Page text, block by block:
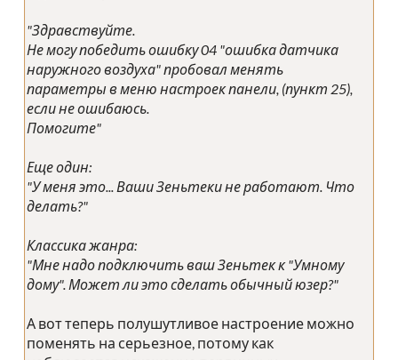
"Здравствуйте.
Не могу победить ошибку 04 "ошибка датчика
наружного воздуха" пробовал менять
параметры в меню настроек панели, (пункт 25),
если не ошибаюсь.
Помогите"
Еще один:
"У меня это... Ваши Зеньтеки не работают. Что
делать?"
Классика жанра:
"Мне надо подключить ваш Зеньтек к "Умному
дому". Может ли это сделать обычный юзер?"
А вот теперь полушутливое настроение можно
поменять на серьезное, потому как